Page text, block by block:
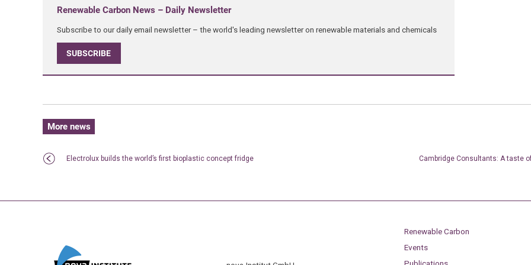
Renewable Carbon News – Daily Newsletter
Subscribe to our daily email newsletter – the world's leading newsletter on renewable materials and chemicals
SUBSCRIBE
More news
Electrolux builds the world’s first bioplastic concept fridge Cambridge Consultants: A taste
Renewable Carbon
Events